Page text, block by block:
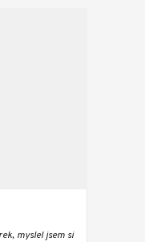
myslel jsem si